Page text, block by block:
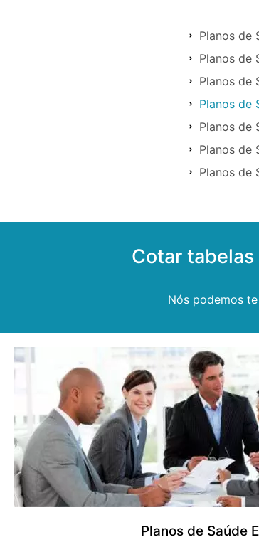
Planos de
Planos de
Planos de
Planos de
Planos de
Planos de
Planos de
Cotar
Nós podemos
Planos de Saúde